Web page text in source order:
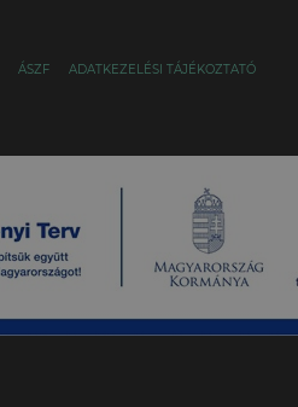
ÁSZF ADATKEZELÉSI TÁJÉKOZTATÓ